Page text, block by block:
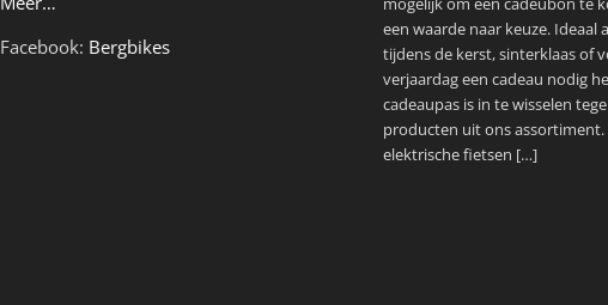
Facebook: Bergbikes
een waarde naar keuze. Ideaal
tijdens de kerst, sinterklaas of
verjaardag een cadeau nodig
cadeaupas is in te wisselen
producten uit ons assortiment.
elektrische fietsen […]